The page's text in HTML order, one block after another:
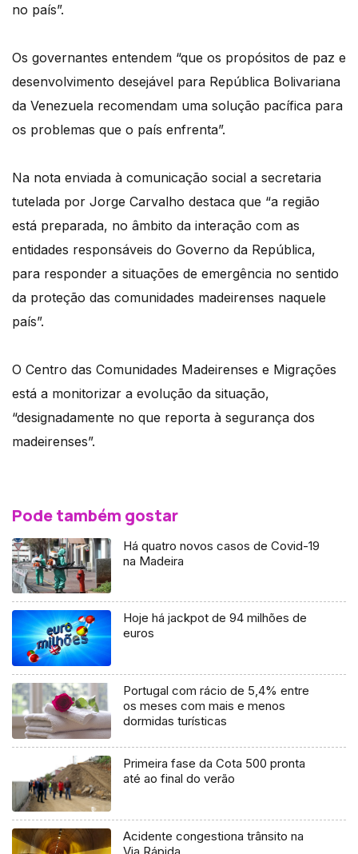
no país”.
Os governantes entendem “que os propósitos de paz e
desenvolvimento desejável para República Bolivariana
da Venezuela recomendam uma solução pacífica para
os problemas que o país enfrenta”.
Na nota enviada à comunicação social a secretaria
tutelada por Jorge Carvalho destaca que “a região
está preparada, no âmbito da interação com as
entidades responsáveis do Governo da República,
para responder a situações de emergência no sentido
da proteção das comunidades madeirenses naquele
país”.
O Centro das Comunidades Madeirenses e Migrações
está a monitorizar a evolução da situação,
“designadamente no que reporta à segurança dos
madeirenses”.
Pode também gostar
Há quatro novos casos de Covid-19
na Madeira
​​​​​​​Hoje há jackpot de 94 milhões de
euros
Portugal com rácio de 5,4% entre
os meses com mais e menos
dormidas turísticas
Primeira fase da Cota 500 pronta
até ao final do verão
Acidente congestiona trânsito na